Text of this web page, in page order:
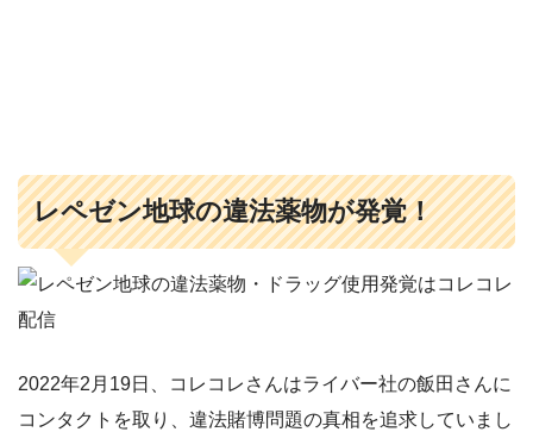
レペゼン地球の違法薬物が発覚！
2022年2月19日、コレコレさんはライバー社の飯田さんに
コンタクトを取り、違法賭博問題の真相を追求していまし